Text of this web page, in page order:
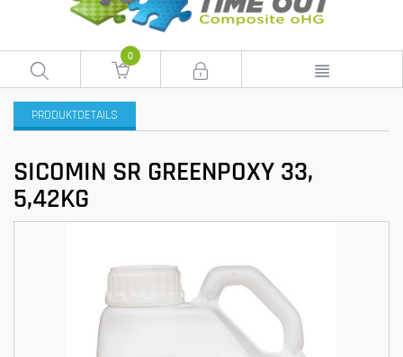
0
PRODUKTDETAILS
SICOMIN SR GREENPOXY 33,
5,42KG